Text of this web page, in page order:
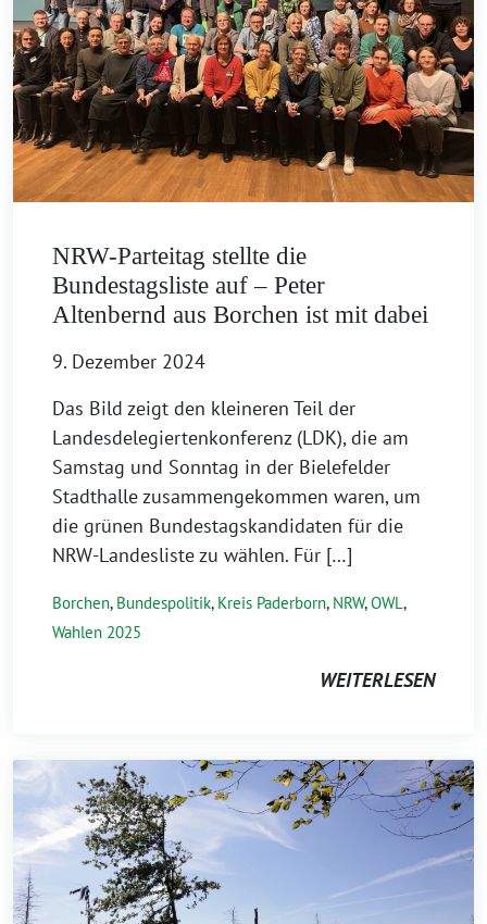
NRW-Parteitag stellte die
Bundestagsliste auf – Peter
Altenbernd aus Borchen ist mit dabei
9. Dezember 2024
Das Bild zeigt den kleineren Teil der
Landesdelegiertenkonferenz (LDK), die am
Samstag und Sonntag in der Bielefelder
Stadthalle zusammengekommen waren, um
die grünen Bundestagskandidaten für die
NRW-Landesliste zu wählen. Für […]
Borchen, Bundespolitik, Kreis Paderborn, NRW,OWL ,
Wahlen 2025
WEITERLESEN